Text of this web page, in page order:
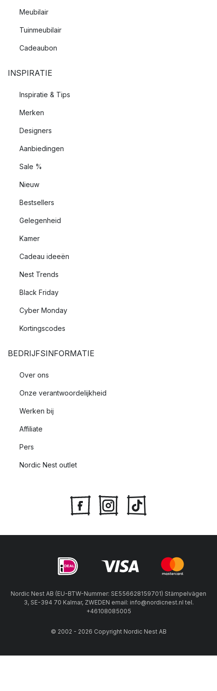
Meubilair
Tuinmeubilair
Cadeaubon
INSPIRATIE
Inspiratie & Tips
Merken
Designers
Aanbiedingen
Sale %
Nieuw
Bestsellers
Gelegenheid
Kamer
Cadeau ideeën
Nest Trends
Black Friday
Cyber Monday
Kortingscodes
BEDRIJFSINFORMATIE
Over ons
Onze verantwoordelijkheid
Werken bij
Affiliate
Pers
Nordic Nest outlet
Nordic Nest AB (EU-BTW-Nummer: SE556628159701) Stämpelvägen
3, SE-394 70 Kalmar, ZWEDEN email: info@nordicnest.nl tel.
+46108085005
© 2002 - 2026 Copyright Nordic Nest AB